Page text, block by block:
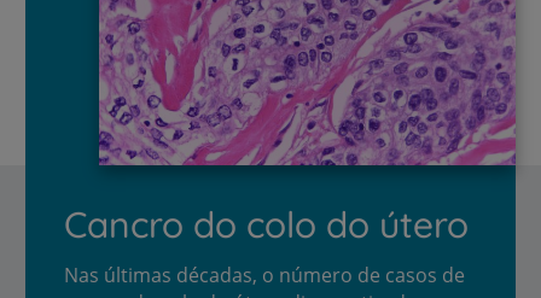
Cancro do colo do útero
Nas últimas décadas, o número de casos de